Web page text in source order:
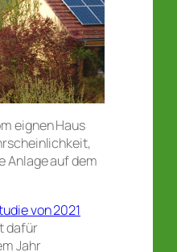
eignen Haus
Anlage auf dem
von 2021
dafür
Jahr